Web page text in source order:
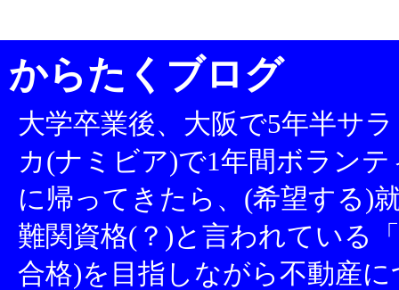
からたくブログ
大学卒業後、大阪で5年半サ
カ(ナミビア)で1年間ボラン
に帰ってきたら、(希望する)
難関資格(？)と言われている
合格)を目指しながら不動産